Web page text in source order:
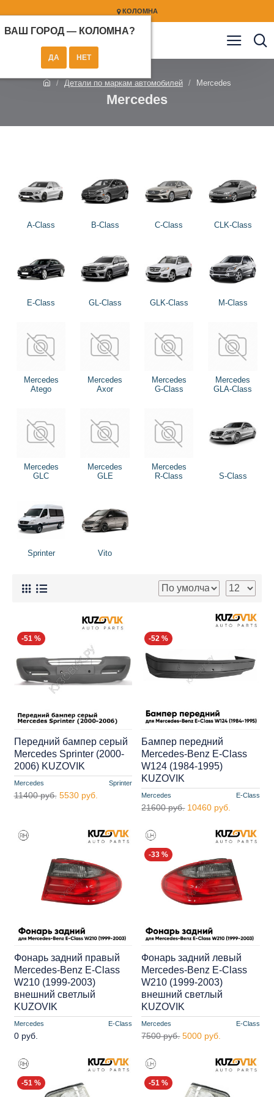
КОЛОМНА
ВАШ ГОРОД — КОЛОМНА?
Детали по маркам автомобилей Mercedes
Mercedes
A-Class B-Class C-Class CLK-Class
E-Class GL-Class GLK-Class M-Class
Mercedes
Atego
Mercedes
Axor
Mercedes
G-Class
Mercedes
GLA-Class
Mercedes
GLC
Mercedes
GLE
Mercedes
R-Class
S-Class
Sprinter Vito
-51 %
Mercedes Sprinter
Передний бампер серый
Mercedes Sprinter (2000-
2006) KUZOVIK
11400 руб. 5530 руб.
-52 %
Mercedes E-Class
Бампер передний
Mercedes-Benz E-Class
W124 (1984-1995)
KUZOVIK
21600 руб. 10460 руб.
Mercedes E-Class
Фонарь задний правый
Mercedes-Benz E-Class
W210 (1999-2003)
внешний светлый
KUZOVIK
0 руб.
-33 %
Mercedes E-Class
Фонарь задний левый
Mercedes-Benz E-Class
W210 (1999-2003)
внешний светлый
KUZOVIK
7500 руб. 5000 руб.
-51 % -51 %